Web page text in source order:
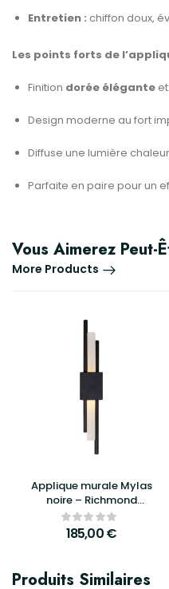
Entretien : chiffon doux,
Les points forts de
Finition dorée élégante
Design moderne au fort
Diffuse une lumière
Parfaite en paire pour un
Vous Aimerez Peut-
More Products
Applique murale Mylas
noire – Richmond
Interiors
185,00€
Produits Similaires